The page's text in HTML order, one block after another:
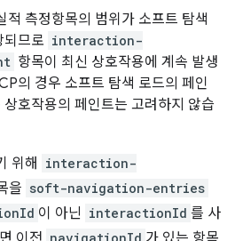
적 측정항목의 범위가 소프트 탐색
되므로 interaction-
항목이 최신 상호작용에 계속 발생
의 경우 소프트 탐색 로드의 페인
호작용의 페인트는 고려하지 않습
위해
interaction-
을 soft-navigation-entries
이 아닌 interactionId 를 사